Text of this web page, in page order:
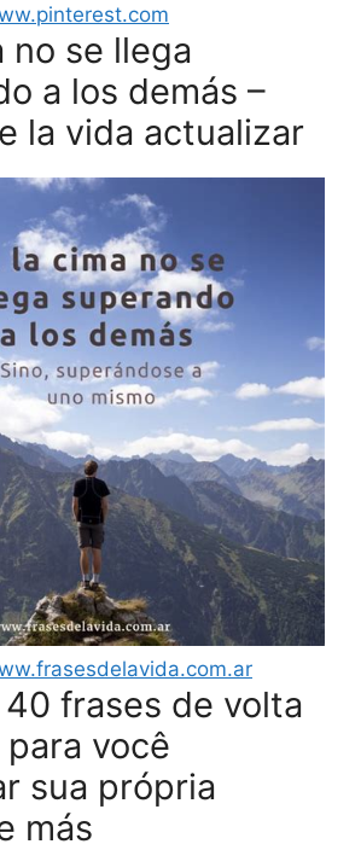
no se llega
a los demás –
la vida actualizar
40 frases de volta
você
sua própria
más